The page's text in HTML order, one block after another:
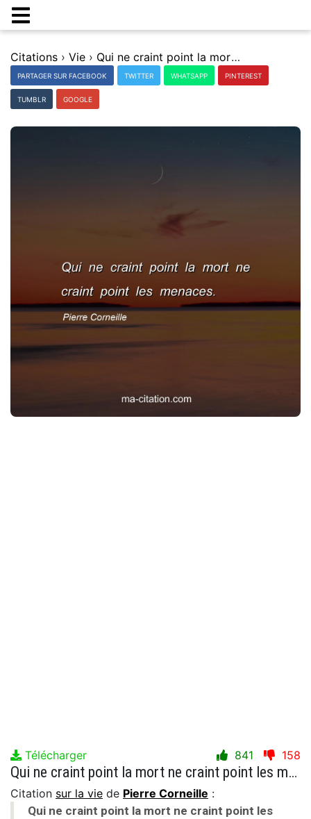
Citations › Vie › Qui ne craint point la mort ne craint point les menaces.
PARTAGER SUR FACEBOOK TWITTER WHATSAPP PINTEREST
TUMBLR GOOGLE
Télécharger 841 158
Qui ne craint point la mort ne craint point les menaces.
Citation sur la vie de Pierre Corneille :
Qui ne craint point la mort ne craint point les